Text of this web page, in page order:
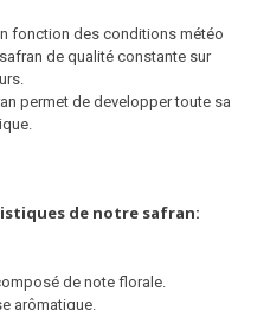
fonction des conditions météo
de qualité constante sur
permet de developper toute sa
de notre safran:
de note florale.
arômatique.